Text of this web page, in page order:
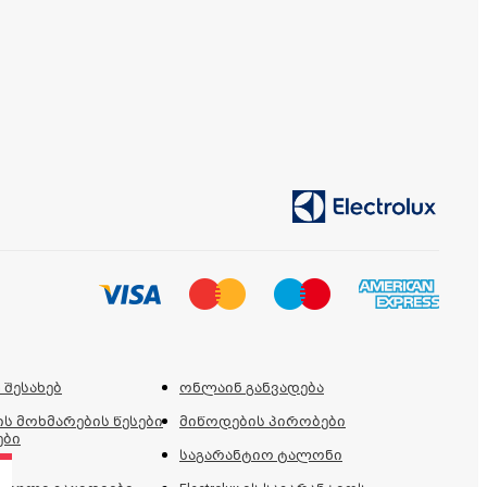
ონლაინ განვადება
მოხმარების წესები
მიწოდების პირობები
საგარანტიო ტალონი